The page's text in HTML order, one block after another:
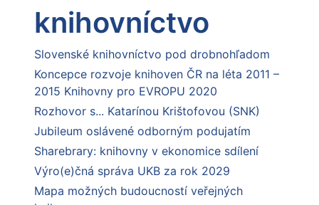
knihovníctvo
Slovenské knihovníctvo pod drobnohľadom
Koncepce rozvoje knihoven ČR na léta 2011 –
2015 Knihovny pro EVROPU 2020
Rozhovor s... Katarínou Krištofovou (SNK)
Jubileum oslávené odborným podujatím
Sharebrary: knihovny v ekonomice sdílení
Výro(e)čná správa UKB za rok 2029
Mapa možných budoucností veřejných